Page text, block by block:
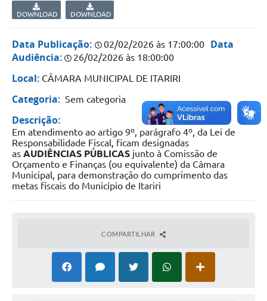
DOWNLOAD DOWNLOAD
Data Publicação: 02/02/2026 às 17:00:00
Data
Audiência:
26/02/2026 às 18:00:00
Local: CÂMARA MUNICIPAL DE ITARIRI
Categoria: Sem categoria
Descrição:
Em atendimento ao artigo 9º, parágrafo 4º, da Lei de
Responsabilidade Fiscal, ficam designadas
as AUDIÊNCIAS PÚBLICAS junto à Comissão de
Orçamento e Finanças (ou equivalente) da Câmara
Municipal, para demonstração do cumprimento das
metas fiscais do Município de Itariri
COMPARTILHAR